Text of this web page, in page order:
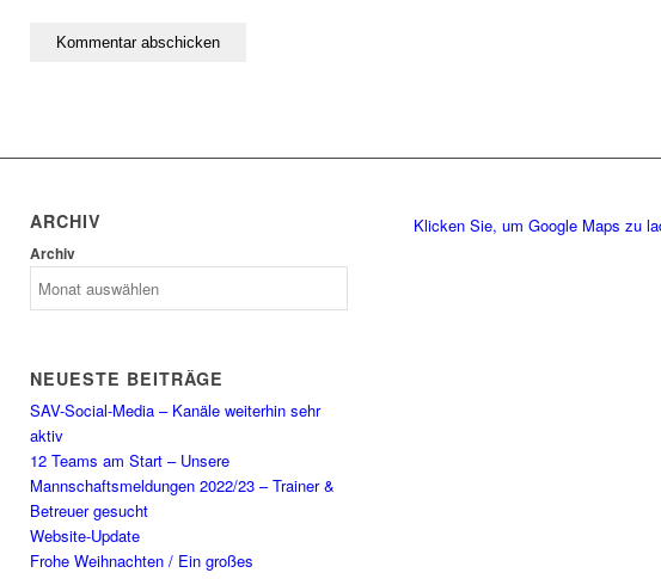
ARCHIV
Archiv
NEUESTE BEITRÄGE
SAV-Social-Media – Kanäle weiterhin sehr
aktiv
12 Teams am Start – Unsere
Mannschaftsmeldungen 2022/23 – Trainer &
Betreuer gesucht
Website-Update
Frohe Weihnachten / Ein großes
Klicken Sie, um Google Maps zu